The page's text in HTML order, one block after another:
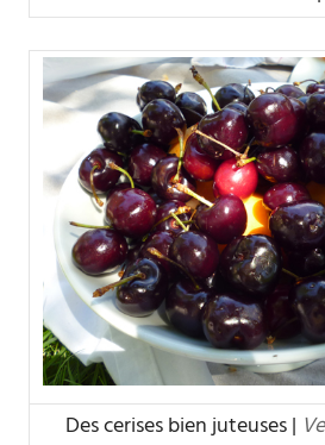
Des cerises bien juteuses |